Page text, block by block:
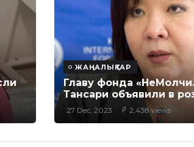
ЖАҢАЛЫҚТАР
Главу фонда
Тансари объявили в
27 Dec, 2023 2,438 views